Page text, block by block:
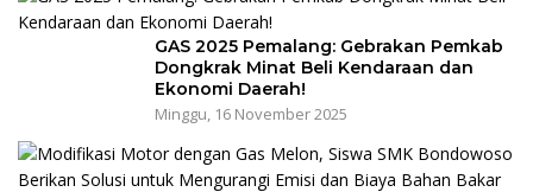
GAS 2025 Pemalang: Gebrakan Pemkab
Dongkrak Minat Beli Kendaraan dan
Ekonomi Daerah!
Minggu, 16 November 2025